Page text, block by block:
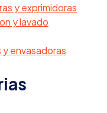
y exprimidoras
y lavado
envasadoras